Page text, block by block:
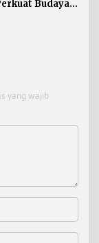
Budaya
yang wajib